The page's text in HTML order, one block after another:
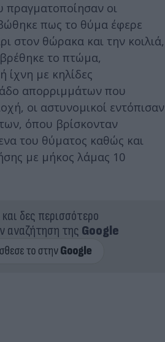
οι
πως το θύμα έφερε
στον θώρακα και την κοιλιά,
το πτώμα,
ίχνη με κηλίδες
απορριμμάτων που
οι αστυνομικοί εντόπισαν
όπου βρίσκονταν
του θύματος καθώς και
με μήκος λάμας 10
και δες περισσότερο
αναζήτηση της Google